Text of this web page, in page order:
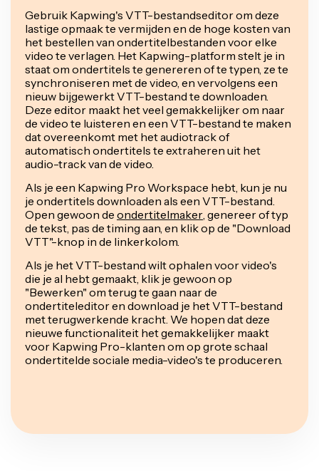
Gebruik Kapwing's VTT-bestandseditor om deze
lastige opmaak te vermijden en de hoge kosten van
het bestellen van ondertitelbestanden voor elke
video te verlagen. Het Kapwing-platform stelt je in
staat om ondertitels te genereren of te typen, ze te
synchroniseren met de video, en vervolgens een
nieuw bijgewerkt VTT-bestand te downloaden.
Deze editor maakt het veel gemakkelijker om naar
de video te luisteren en een VTT-bestand te maken
dat overeenkomt met het audiotrack of
automatisch ondertitels te extraheren uit het
audio-track van de video.
Als je een Kapwing Pro Workspace hebt, kun je nu
je ondertitels downloaden als een VTT-bestand.
Open gewoon de ondertitelmaker, genereer of typ
de tekst, pas de timing aan, en klik op de "Download
VTT"-knop in de linkerkolom.
Als je het VTT-bestand wilt ophalen voor video's
die je al hebt gemaakt, klik je gewoon op
"Bewerken" om terug te gaan naar de
ondertiteleditor en download je het VTT-bestand
met terugwerkende kracht. We hopen dat deze
nieuwe functionaliteit het gemakkelijker maakt
voor Kapwing Pro-klanten om op grote schaal
ondertitelde sociale media-video's te produceren.